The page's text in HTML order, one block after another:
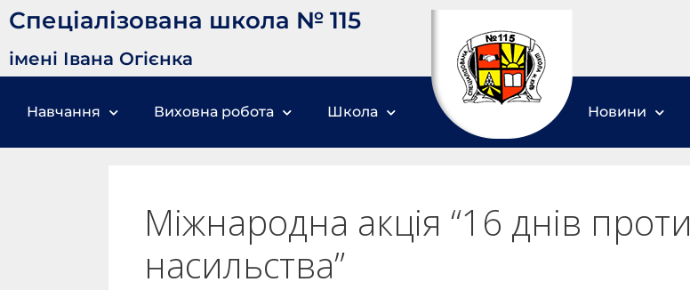
Спеціалізована школа № 115
імені Івана Огієнка
Навчання Виховна робота Школа Новини
Міжнародна акція “16 днів проти
насильства”